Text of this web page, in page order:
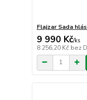
Flajzar Sada
9 990 Kč/ks
8 256,20 Kč bez